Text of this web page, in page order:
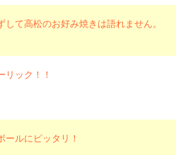
て高松のお好み焼きは語れません。
リック！！
ルにピッタリ！